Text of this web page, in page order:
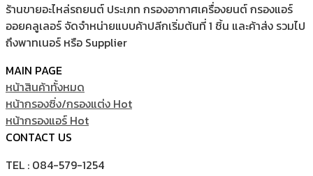
ร้านขายอะไหล่รถยนต์ ประเภท กรองอากาศเครื่องยนต์ กรองแอร์
ออยคลูเลอร์ จัดจำหน่ายแบบค้าปลีกเริ่มต้นที่ 1 ชิ้น และค้าส่ง รวมไป
ถึงพาทเนอร์ หรือ Supplier
MAIN PAGE
หน้าสินค้าทั้งหมด
หน้ากรองซิ่ง/กรองแต่ง
หน้ากรองแอร์
CONTACT US
TEL : 084-579-1254